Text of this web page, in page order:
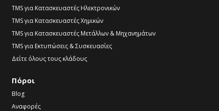
TMS για Κατασκευαστές Ηλεκτρονικών
TMS για Κατασκευαστές Χημικών
TMS για Κατασκευαστές Μετάλλων & Μηχανημάτων
TMS για Εκτυπώσεις & Συσκευασίες
Δείτε όλους τους κλάδους
Πόροι
Blog
Αναφορές